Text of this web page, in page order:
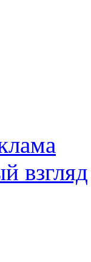
взгляд